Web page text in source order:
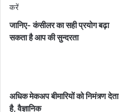
जानिए- कंसीलर का सही प्रयोग बढ़ा
सकता है आप की सुन्दरता
अधिक मेकअप बीमारियों को निमंत्र्ण देता
है, वैज्ञानिक